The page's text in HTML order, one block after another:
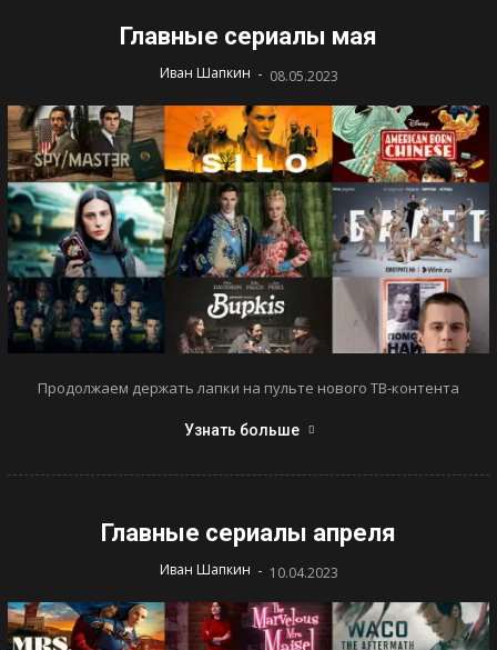
Главные сериалы мая
Иван Шапкин - 08.05.2023
Продолжаем держать лапки на пульте нового ТВ-контента
Узнать больше
Главные сериалы апреля
Иван Шапкин - 10.04.2023